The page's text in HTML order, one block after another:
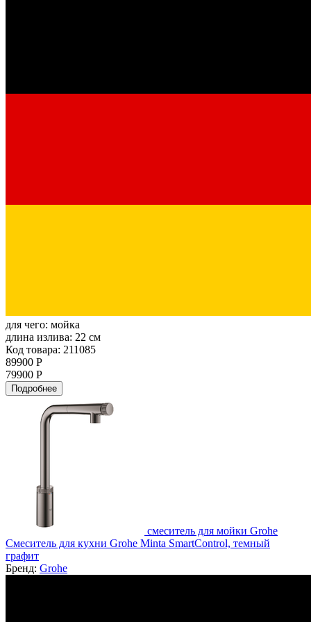
для чего: мойка
длина излива: 22 см
Код товара: 211085
89900 Р
79900 Р
Подробнее
смеситель для мойки Grohe
Смеситель для кухни Grohe Minta SmartControl, темный
графит
Бренд: Grohe